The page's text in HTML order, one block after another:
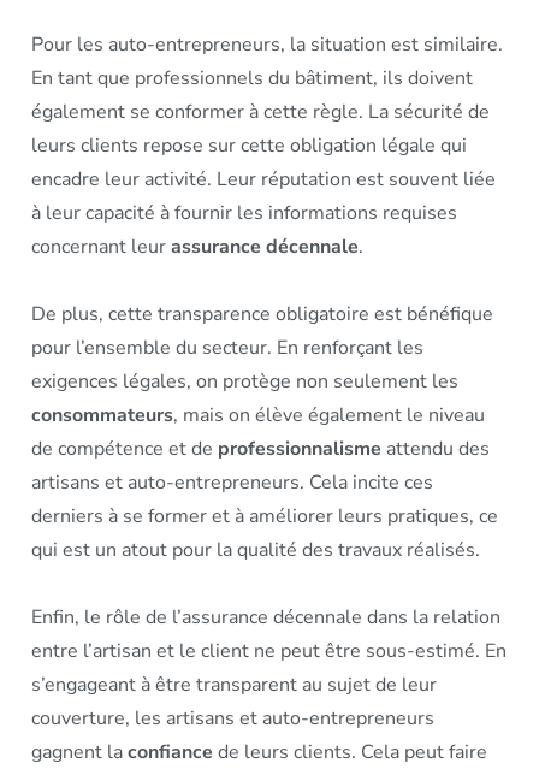
Pour les auto-entrepreneurs, la situation est similaire.
En tant que professionnels du bâtiment, ils doivent
également se conformer à cette règle. La sécurité de
leurs clients repose sur cette obligation légale qui
encadre leur activité. Leur réputation est souvent liée
à leur capacité à fournir les informations requises
concernant leurassurance décennale.
De plus, cette transparence obligatoire est bénéfique
pour l’ensemble du secteur. En renforçant les
exigences légales, on protège non seulement les
consommateurs, mais on élève également le niveau
de compétence et de professionnalisme attendu des
artisans et auto-entrepreneurs. Cela incite ces
derniers à se former et à améliorer leurs pratiques, ce
qui est un atout pour la qualité des travaux réalisés.
Enfin, le rôle de l’assurance décennale dans la relation
entre l’artisan et le client ne peut être sous-estimé. En
s’engageant à être transparent au sujet de leur
couverture, les artisans et auto-entrepreneurs
gagnent laconfiance de leurs clients. Cela peut faire